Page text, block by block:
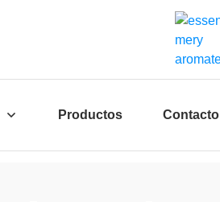
Productos Contacto